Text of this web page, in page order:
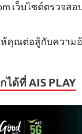
เว็บไซต์ตรวจส
คุณต่อสู้กับความอ้
ได้ที่ AIS PLAY